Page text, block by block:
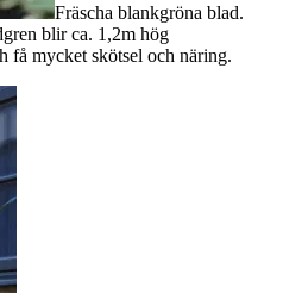
Fräscha blankgröna blad.
blir ca. 1,2m hög
få mycket skötsel och näring.